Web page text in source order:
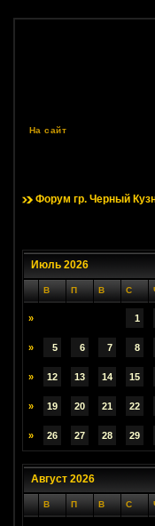
На сайт
Форум гр. Черный
Июль 2026
В П В С
» 1
» 5 6 7 8
» 12 13 14 15
» 19 20 21 22
» 26 27 28 29
Август 2026
В П В С